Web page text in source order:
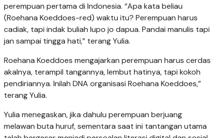
perempuan pertama di Indonesia. “Apa kata beliau
(Roehana Koeddoes-red) waktu itu? Perempuan harus
cadiak, tapi indak buliah lupo jo dapua. Pandai manulis tapi
jan sampai tingga hati,” terang Yulia.
Roehana Koeddoes mengajarkan perempuan harus cerdas
akalnya, terampil tangannya, lembut hatinya, tapi kokoh
pendiriannya. Inilah DNA organisasi Roehana Koeddoes,”
terang Yulia.
Yulia menegaskan, jika dahulu perempuan berjuang
melawan buta huruf, sementara saat ini tantangan utama